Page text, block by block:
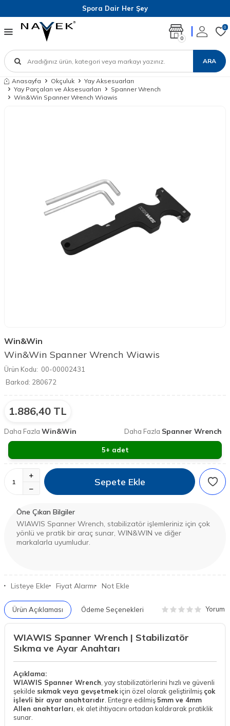
Spora Dair Her Şey
ARA
0
0
Anasayfa Okçuluk
Yay Aksesuarları
Yay Parçaları ve Aksesuarları
Spanner Wrench
Win&Win Spanner Wrench Wiawis
Win&Win
Win&Win Spanner Wrench Wiawis
Ürün Kodu: 00-00002431
Barkod: 280672
1.886,40 TL
Daha Fazla Win&Win Daha Fazla Spanner Wrench
5+ adet
Sepete Ekle
Öne Çıkan Bilgiler
WIAWIS Spanner Wrench, stabilizatör işlemleriniz için çok
yönlü ve pratik bir araç sunar, WIN&WIN ve diğer
markalarla uyumludur.
Listeye Ekle Fiyat Alarmı Not Ekle
Ürün Açıklaması Ödeme Seçenekleri Yorum
WIAWIS Spanner Wrench | Stabilizatör
Sıkma ve Ayar Anahtarı
Açıklama:
WIAWIS Spanner Wrench , yay stabilizatörlerini hızlı ve güvenli
şekilde sıkmak veya gevşetmekiçin özel olarak geliştirilmiş çok
işlevli bir ayar anahtarıdır . Entegre edilmiş 5mm ve 4mm
Allen anahtarları , ek alet ihtiyacını ortadan kaldırarak pratiklik
sunar.